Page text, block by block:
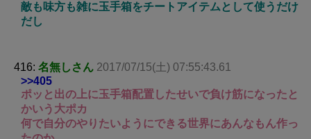
敵も味方も雑に玉手箱をチートアイテムとして使うだけ
だし
416: 名無しさん 2017/07/15(土) 07:55:43.61
>>405
ポッと出の上に玉手箱配置したせいで負け筋になったと
かいう大ポカ
何で自分のやりたいようにできる世界にあんなもん作っ